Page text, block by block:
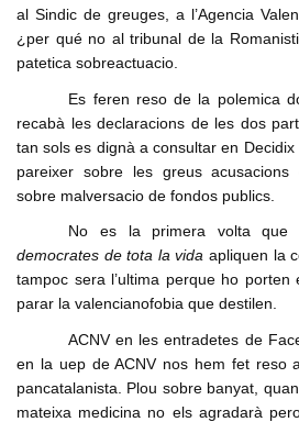
al Sindic de greuges, a l’Agencia
¿per qué no al tribunal de la
patetica sobreactuacio.
Es feren reso de la polemica
recabà les declaracions de les dos
tan sols es dignà a consultar en
pareixer sobre les greus acusacions
sobre malversacio de fondos publics.
No es la primera volta que
democrates de tota la vida apliquen la
tampoc sera l’ultima perque ho
parar la valencianofobia que destilen.
ACNV en les entradetes de
en la uep de ACNV nos hem fet reso
pancatalanista. Plou sobre banyat,
mateixa medicina no els agradarà